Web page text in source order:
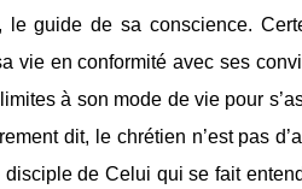
guide de sa conscience.
vie en conformité avec ses
à son mode de vie pour
dit, le chrétien n’est pas
de Celui qui se fait